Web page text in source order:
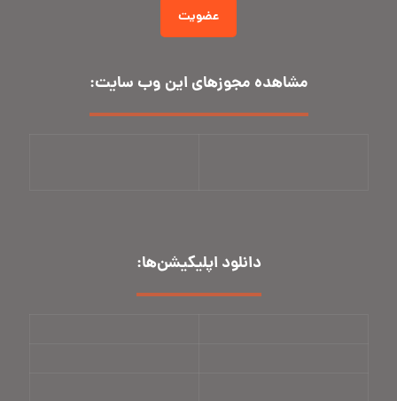
عضویت
مشاهده مجوز‌های این وب سایت:
دانلود اپلیکیشن‌ها: